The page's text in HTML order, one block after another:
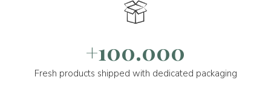
+100.000
Fresh products shipped with dedicated packaging